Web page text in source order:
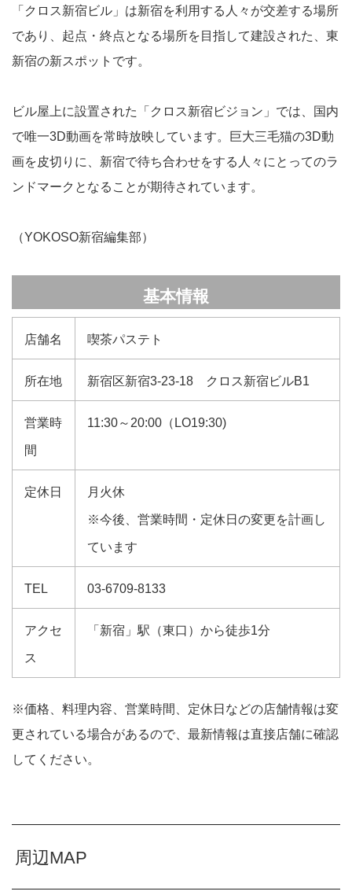
「クロス新宿ビル」は新宿を利用する人々が交差する場所
であり、起点・終点となる場所を目指して建設された、東
新宿の新スポットです。
ビル屋上に設置された「クロス新宿ビジョン」では、国内
で唯一3D動画を常時放映しています。巨大三毛猫の3D動
画を皮切りに、新宿で待ち合わせをする人々にとってのラ
ンドマークとなることが期待されています。
（YOKOSO新宿編集部）
基本情報
店舗名 喫茶パステト
所在地 新宿区新宿3-23-18 クロス新宿ビルB1
営業時
間
11:30～20:00（LO19:30)
定休日 月火休
※今後、営業時間・定休日の変更を計画し
ています
TEL 03-6709-8133
アクセ
ス
「新宿」駅（東口）から徒歩1分
※価格、料理内容、営業時間、定休日などの店舗情報は変
更されている場合があるので、最新情報は直接店舗に確認
してください。
周辺MAP